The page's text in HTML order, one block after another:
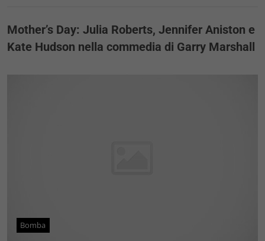
Mother’s Day: Julia Roberts, Jennifer Aniston e
Kate Hudson nella commedia di Garry Marshall
Bomba